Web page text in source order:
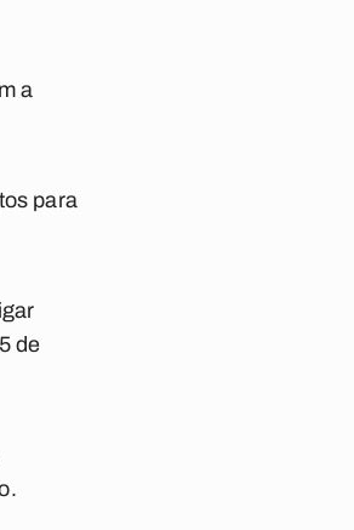
a
para
de